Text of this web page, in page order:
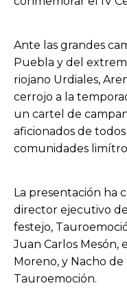
Ante las grandes
Puebla y del
riojano Urdiales,
cerrojo a la
un cartel de
aficionados de
comunidades
La presentación ha
director ejecutivo
festejo,
Juan Carlos Mesón,
Moreno, y Nacho
Tauroemoción.